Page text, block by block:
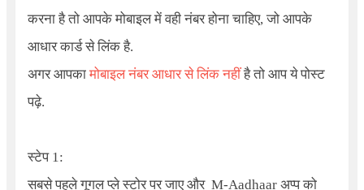
करना है तो आपके मोबाइल में वही नंबर होना चाहिए, जो आपके
आधार कार्ड से लिंक है.
अगर आपकामोबाइल नंबर आधार से लिंक नहींहै तो आप ये पोस्ट
पढ़े.
स्टेप 1:
सबसे पहले गूगल प्ले स्टोर पर जाए और M-Aadhaarअप्प को